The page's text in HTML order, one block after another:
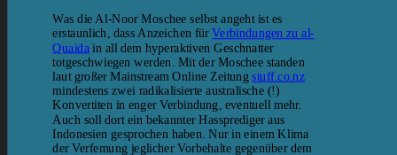
Was die Al-Noor Moschee selbst angeht ist es
erstaunlich, dass Anzeichen fürVerbindungen zu al-
Quaidain all dem hyperaktiven Geschnatter
totgeschwiegen werden. Mit der Moschee standen
laut großer Mainstream Online Zeitungstuff.co.nz
mindestens zwei radikalisierte australische (!)
Konvertiten in enger Verbindung, eventuell mehr.
Auch soll dort ein bekannter Hassprediger aus
Indonesien gesprochen haben. Nur in einem Klima
der Verfemung jeglicher Vorbehalte gegenüber dem